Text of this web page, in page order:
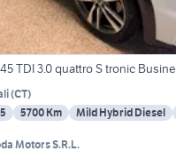
TDI 3.0 quattro S tronic Busine
(CT)
5700 Km Mild Hybrid Diesel
Motors S.R.L.